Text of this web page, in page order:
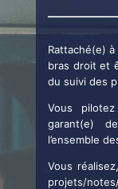
Rattaché(e)
bras droit et
du suivi des
Vous
garant(e)
l’ensemble
Vous
projets/